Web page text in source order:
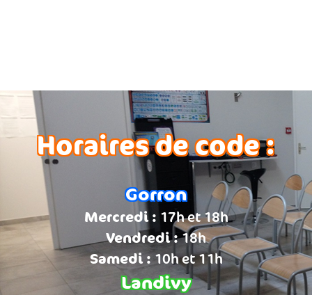
Horaires de code :
Gorron
Mercredi : 17h et 18h
Vendredi :18h
Samedi :10h et 11h
Landivy